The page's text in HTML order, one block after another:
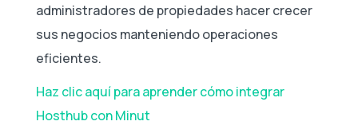
administradores de propiedades hacer crecer
sus negocios manteniendo operaciones
eficientes.
Haz clic aquí para aprender cómo integrar
Hosthub con Minut